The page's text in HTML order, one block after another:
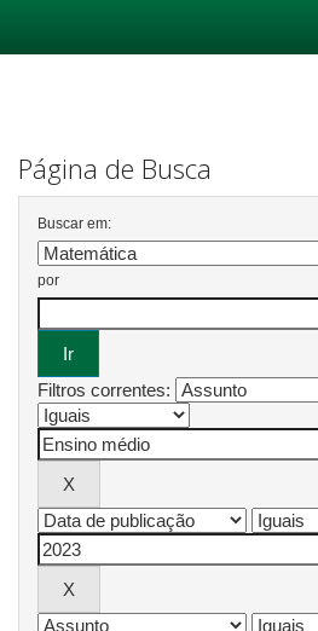
Página de Busca
Buscar em:
por
Filtros correntes: